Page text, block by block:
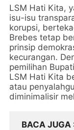
LSM Hati Kita,
isu-isu
korupsi,
Brebes tetap
prinsip
kecurangan.
pemilihan
LSM Hati Kita
atau
diminimalisir
BACA JUGA